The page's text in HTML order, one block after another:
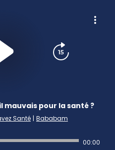
mauvais pour la santé ?
Santé | Bababam
00:00